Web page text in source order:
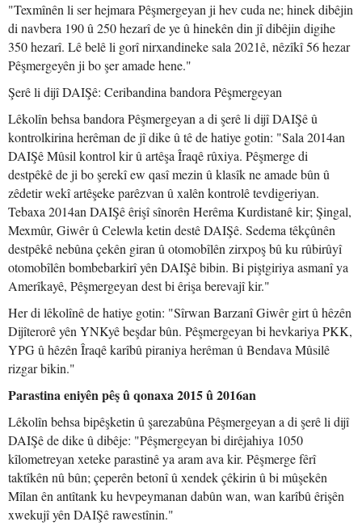
"Texmînên li ser hejmara Pêşmergeyan ji hev cuda ne; hinek dibêjin
di navbera 190 û 250 hezarî de ye û hinekên din jî dibêjin digihe
350 hezarî. Lê belê li gorî nirxandineke sala 2021ê, nêzîkî 56 hezar
Pêşmergeyên ji bo şer amade hene."
Şerê li dijî DAIŞê: Ceribandina bandora Pêşmergeyan
Lêkolîn behsa bandora Pêşmergeyan a di şerê li dijî DAIŞê û
kontrolkirina herêman de jî dike û tê de hatiye gotin: "Sala 2014an
DAIŞê Mûsil kontrol kir û artêşa Îraqê rûxiya. Pêşmerge di
destpêkê de ji bo şerekî ew qasî mezin û klasîk ne amade bûn û
zêdetir wekî artêşeke parêzvan û xalên kontrolê tevdigeriyan.
Tebaxa 2014an DAIŞê êrişî sînorên Herêma Kurdistanê kir; Şingal,
Mexmûr, Giwêr û Celewla ketin destê DAIŞê. Sedema têkçûnên
destpêkê nebûna çekên giran û otomobîlên zirxpoş bû ku rûbirûyî
otomobîlên bombebarkirî yên DAIŞê bibin. Bi piştgiriya asmanî ya
Amerîkayê, Pêşmergeyan dest bi êrişa berevajî kir."
Her di lêkolînê de hatiye gotin: "Sîrwan Barzanî Giwêr girt û hêzên
Dijîterorê yên YNKyê beşdar bûn. Pêşmergeyan bi hevkariya PKK,
YPG û hêzên Îraqê karîbû piraniya herêman û Bendava Mûsilê
rizgar bikin."
Parastina eniyên pêş û qonaxa 2015 û 2016an
Lêkolîn behsa bipêşketin û şarezabûna Pêşmergeyan a di şerê li dijî
DAIŞê de dike û dibêje: "Pêşmergeyan bi dirêjahiya 1050
kîlometreyan xeteke parastinê ya aram ava kir. Pêşmerge fêrî
taktîkên nû bûn; çeperên betonî û xendek çêkirin û bi mûşekên
Mîlan ên antîtank ku hevpeymanan dabûn wan, wan karîbû êrişên
xwekujî yên DAIŞê rawestînin."